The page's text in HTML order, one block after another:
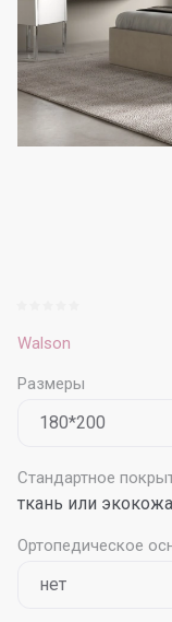
Walson
Размеры
Стандартное
ткань или экокожа
Ортопедическое